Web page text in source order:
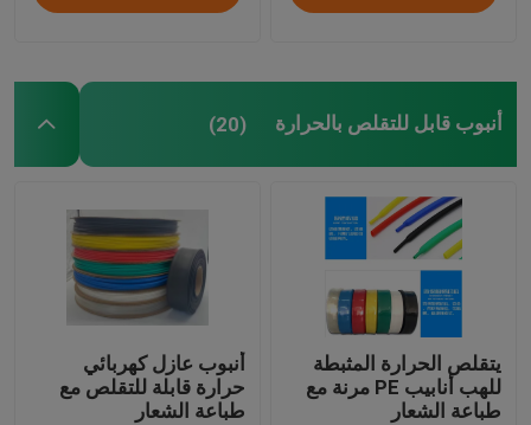
أنبوب قابل للتقلص بالحرارة (20)
يتقلص الحرارة المثبطة
للهب أنابيب PE مرنة مع
طباعة الشعار
أنبوب عازل كهربائي
حرارة قابلة للتقلص مع
طباعة الشعار